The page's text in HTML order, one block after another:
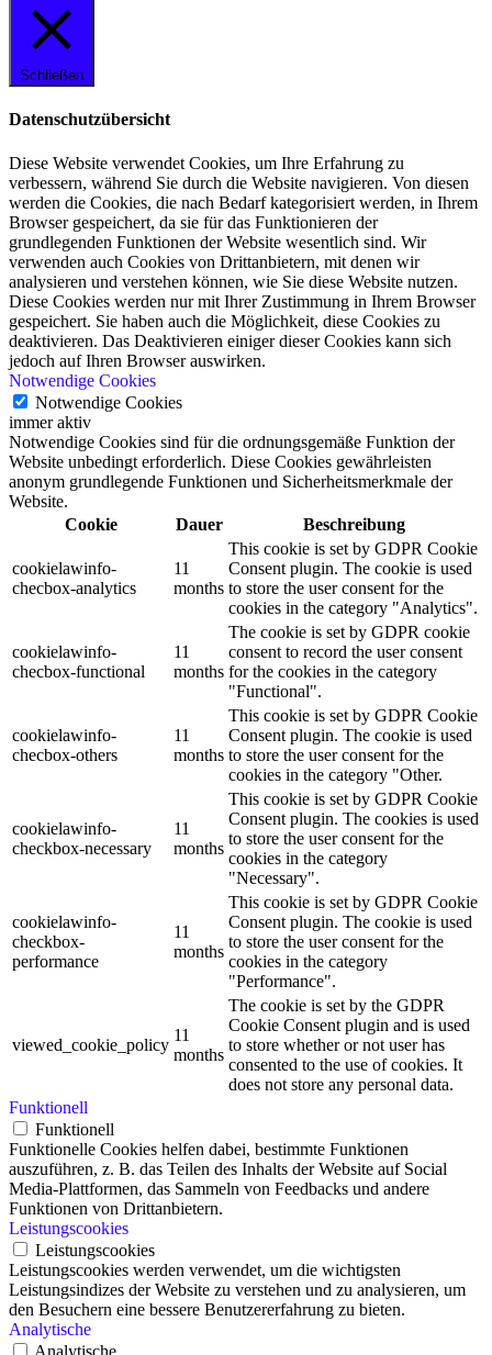
Schließen
Datenschutzübersicht
Diese Website verwendet Cookies, um Ihre Erfahrung zu
verbessern, während Sie durch die Website navigieren. Von diesen
werden die Cookies, die nach Bedarf kategorisiert werden, in Ihrem
Browser gespeichert, da sie für das Funktionieren der
grundlegenden Funktionen der Website wesentlich sind. Wir
verwenden auch Cookies von Drittanbietern, mit denen wir
analysieren und verstehen können, wie Sie diese Website nutzen.
Diese Cookies werden nur mit Ihrer Zustimmung in Ihrem Browser
gespeichert. Sie haben auch die Möglichkeit, diese Cookies zu
deaktivieren. Das Deaktivieren einiger dieser Cookies kann sich
jedoch auf Ihren Browser auswirken.
Notwendige Cookies
Notwendige Cookies
immer aktiv
Notwendige Cookies sind für die ordnungsgemäße Funktion der
Website unbedingt erforderlich. Diese Cookies gewährleisten
anonym grundlegende Funktionen und Sicherheitsmerkmale der
Website.
Cookie
Dauer Beschreibung
cookielawinfo-
checbox-analytics
11
months
This cookie is set by GDPR Cookie
Consent plugin. The cookie is used
to store the user consent for the
cookies in the category "Analytics".
cookielawinfo-
checbox-functional
11
months
The cookie is set by GDPR cookie
consent to record the user consent
for the cookies in the category
"Functional".
cookielawinfo-
checbox-others
11
months
This cookie is set by GDPR Cookie
Consent plugin. The cookie is used
to store the user consent for the
cookies in the category "Other.
cookielawinfo-
checkbox-necessary
11
months
This cookie is set by GDPR Cookie
Consent plugin. The cookies is used
to store the user consent for the
cookies in the category
"Necessary".
cookielawinfo-
checkbox-
performance
11
months
This cookie is set by GDPR Cookie
Consent plugin. The cookie is used
to store the user consent for the
cookies in the category
"Performance".
viewed_cookie_policy
11
months
The cookie is set by the GDPR
Cookie Consent plugin and is used
to store whether or not user has
consented to the use of cookies. It
does not store any personal data.
Funktionell
Funktionell
Funktionelle Cookies helfen dabei, bestimmte Funktionen
auszuführen, z. B. das Teilen des Inhalts der Website auf Social
Media-Plattformen, das Sammeln von Feedbacks und andere
Funktionen von Drittanbietern.
Leistungscookies
Leistungscookies
Leistungscookies werden verwendet, um die wichtigsten
Leistungsindizes der Website zu verstehen und zu analysieren, um
den Besuchern eine bessere Benutzererfahrung zu bieten.
Analytische
Analytische